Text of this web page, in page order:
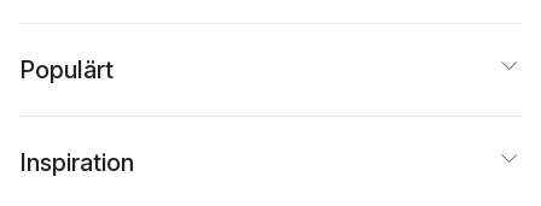
Populärt
Inspiration